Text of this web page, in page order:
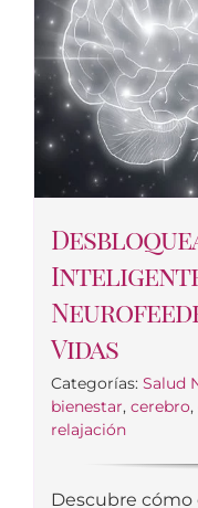
Vidas
Categorías: Salud
bienestar, cerebro,
relajación
Descubre